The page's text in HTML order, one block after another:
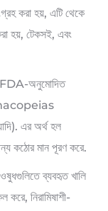
করা হয়, এটি থেকে
হয়, টেকসই, এবং
অনুমোদিত
এর অর্থ হল
কঠোর মান পূরণ করে.
ব্যবহৃত খালি
নিরামিষাশী-